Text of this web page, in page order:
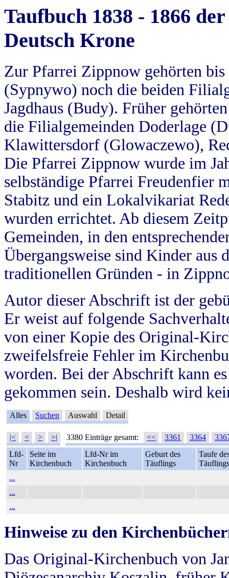
Taufbuch 1838 - 1866
Deutsch Krone
Zur Pfarrei Zippnow gehörten
(Sypnywo) noch die beiden
Jagdhaus (Budy). Früher
die Filialgemeinden Doderlage
Klawittersdorf (Glowaczewo),
Die Pfarrei Zippnow wurde im
selbständige Pfarrei Freudenfier
Stabitz und ein Lokalvikariat
wurden errichtet. Ab diesem
Gemeinden, in den
Übergangsweise sind Kinder aus
traditionellen Gründen - in
Autor dieser Abschrift ist der
Er weist auf folgende
von einer Kopie des Original-
zweifelsfreie Fehler im
worden. Bei der Abschrift kann
gekommen sein. Deshalb wird
Alles Suchen Auswahl Detail
|< < > >| 3380 Einträge gesamt: << 3361 3364
Lfd-
Nr
Seite im
Kirchenbuch
Lfd-Nr im
Kirchenbuch
Geburt des
Täuflings
Taufe
Täuflings
...
...
...
Hinweise zu den
Das Original-Kirchenbuch von